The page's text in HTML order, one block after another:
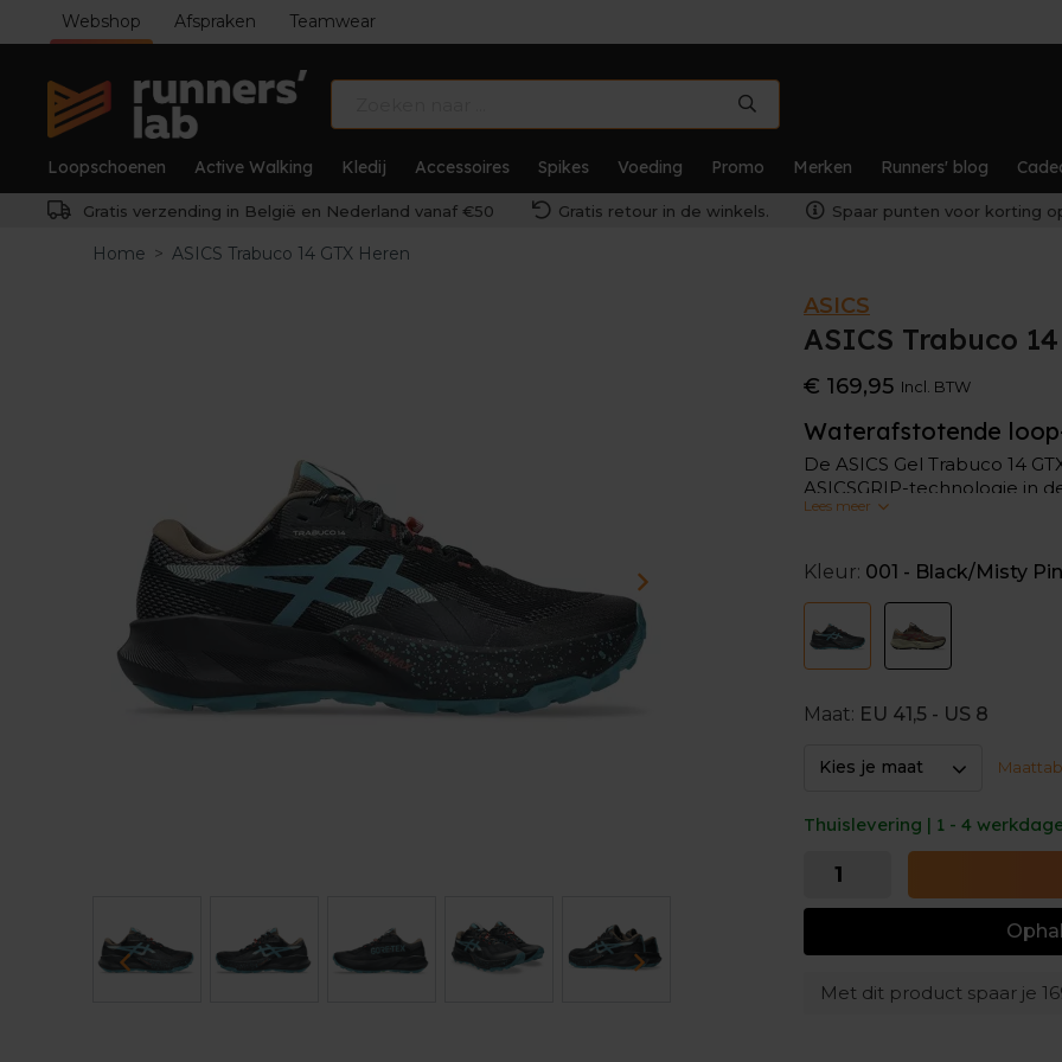
Webshop Afspraken Teamwear
Loopschoenen Active Walking Kledij Accessoires Spikes Voeding Promo Merken Runners' blog
Gratis verzending in België en Nederland vanaf €50 Gratis retour in de winkels. Spaar punten voor korting
Home > ASICS Trabuco 14 GTX Heren
ASICS
ASICS Trabuco
€ 169,95 Incl. BTW
Waterafstotende
De ASICS Gel Trabuco 14
ASICSGRIP-technologie in
onverharde ondergronden,
Deze versie van de Trabuco
invisible biedt namelijk een
aan het bovenwerk is
Deze 14e versie van de
Lees meer
Kleur: 001 - Black/Misty
Maat: EU 41,5 - US 8
Kies je maat
Thuislevering | 1 - 4
Met dit product spaar je